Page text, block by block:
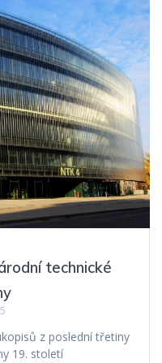
technické
z poslední třetiny
19. století